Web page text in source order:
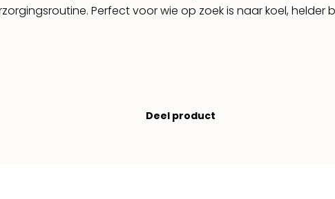
Perfect voor wie op zoek is naar koel,
Deel product